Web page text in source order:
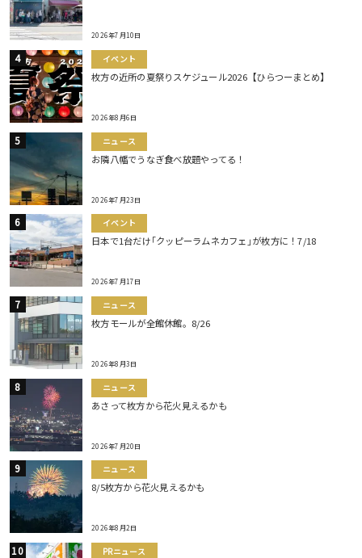
2026年7月10日
イベント
枚方の近所の夏祭りスケジュール2026【ひらつーまとめ】
2026年8月6日
ニュース
お隣八幡でうなぎ食べ放題やってる！
2026年7月23日
イベント
日本で1台だけ｢クッピーラムネカフェ｣が枚方に！7/18
2026年7月17日
ニュース
枚方モールが全館休館。8/26
2026年8月3日
ニュース
あさって枚方から花火見えるかも
2026年7月20日
ニュース
8/5枚方から花火見えるかも
2026年8月2日
PRニュース